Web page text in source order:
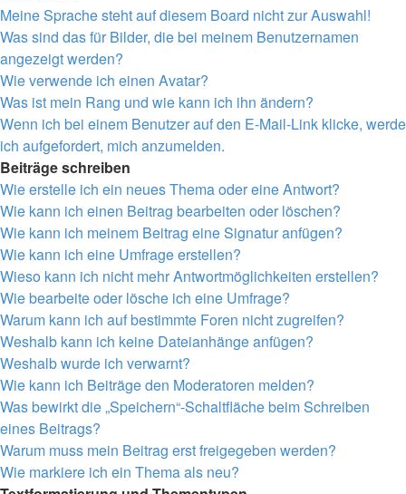
Meine Sprache steht auf diesem Board nicht zur Auswahl!
Was sind das für Bilder, die bei meinem Benutzernamen
angezeigt werden?
Wie verwende ich einen Avatar?
Was ist mein Rang und wie kann ich ihn ändern?
Wenn ich bei einem Benutzer auf den E-Mail-Link klicke, werde
ich aufgefordert, mich anzumelden.
Beiträge schreiben
Wie erstelle ich ein neues Thema oder eine Antwort?
Wie kann ich einen Beitrag bearbeiten oder löschen?
Wie kann ich meinem Beitrag eine Signatur anfügen?
Wie kann ich eine Umfrage erstellen?
Wieso kann ich nicht mehr Antwortmöglichkeiten erstellen?
Wie bearbeite oder lösche ich eine Umfrage?
Warum kann ich auf bestimmte Foren nicht zugreifen?
Weshalb kann ich keine Dateianhänge anfügen?
Weshalb wurde ich verwarnt?
Wie kann ich Beiträge den Moderatoren melden?
Was bewirkt die „Speichern“-Schaltfläche beim Schreiben
eines Beitrags?
Warum muss mein Beitrag erst freigegeben werden?
Wie markiere ich ein Thema als neu?